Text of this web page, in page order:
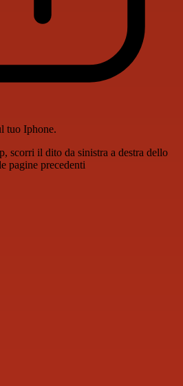
tuo Iphone.
scorri il dito da sinistra a destra dello
pagine precedenti